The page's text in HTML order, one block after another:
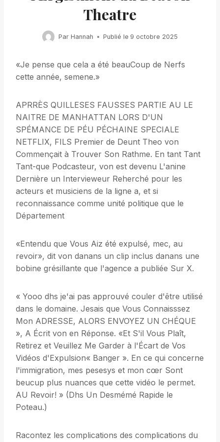
Theatre
Par Hannah Publié le 9 octobre 2025
«Je pense que cela a été beauCoup de Nerfs
cette année, semene.»
APRRÈS QUILLESES FAUSSES PARTIE AU LE
NAITRE DE MANHATTAN LORS D'UN
SPÉMANCE DE PÉU PÉCHAINE SPECIALE
NETFLIX, FILS Premier de Deunt Theo von
Commençait à Trouver Son Rathme. En tant Tant
Tant-que Podcasteur, von est devenu L'anine
Dernière un Intervieweur Reherché pour les
acteurs et musiciens de la ligne a, et si
reconnaissance comme unité politique que le
Département
«Entendu que Vous Aiz été expulsé, mec, au
revoir», dit von danans un clip inclus danans une
bobine grésillante que l'agence a publiée Sur X.
« Yooo dhs je'ai pas approuvé couler d'être utilisé
dans le domaine. Jesais que Vous Connaisssez
Mon ADRESSE, ALORS ENVOYEZ UN CHÉQUE
», A Écrit von en Réponse. «Et S'il Vous Plaît,
Retirez et Veuillez Me Garder à l'Écart de Vos
Vidéos d'Expulsion« Banger ». En ce qui concerne
l'immigration, mes pesesys et mon cœr Sont
beucup plus nuances que cette vidéo le permet.
AU Revoir! » (Dhs Un Desmémé Rapide le
Poteau.)
Racontez les complications des complications du